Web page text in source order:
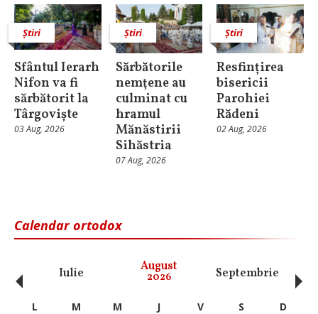
Știri
Sfântul Ierarh
Nifon va fi
sărbătorit la
Târgoviște
03 Aug, 2026
Știri
Sărbătorile
nemţene au
culminat cu
hramul
Mănăstirii
Sihăstria
07 Aug, 2026
Știri
Resfințirea
bisericii
Parohiei
Rădeni
02 Aug, 2026
Calendar ortodox
Iulie August
2026 Septembrie
‹ L M M J V S
D